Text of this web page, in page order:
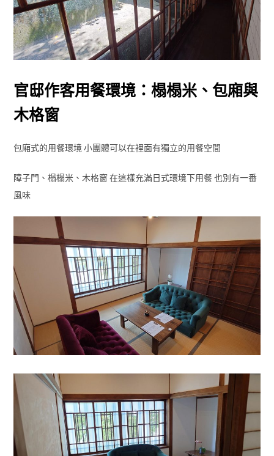
官邸作客用餐環境：榻榻米、包廂與
木格窗
包廂式的用餐環境 小團體可以在裡面有獨立的用餐空間
障子門、榻榻米、木格窗 在這樣充滿日式環境下用餐 也別有一番
風味